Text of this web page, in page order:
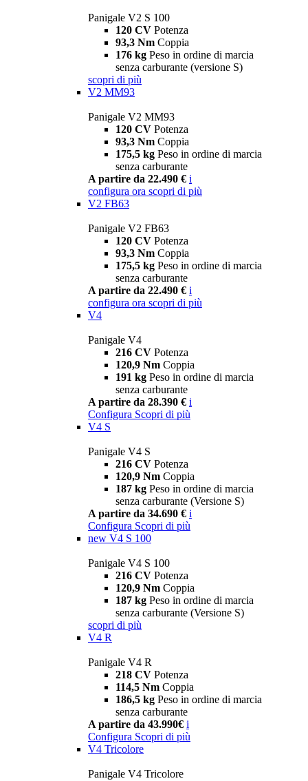
Panigale V2 S 100
120 CV Potenza
93,3 Nm Coppia
176 kg Peso in ordine di marcia
senza carburante (versione S)
scopri di più
V2 MM93
Panigale V2 MM93
120 CV Potenza
93,3 Nm Coppia
175,5 kg Peso in ordine di marcia
senza carburante
A partire da 22.490 € i
configura ora scopri di più
V2 FB63
Panigale V2 FB63
120 CV Potenza
93,3 Nm Coppia
175,5 kg Peso in ordine di marcia
senza carburante
A partire da 22.490 € i
configura ora scopri di più
V4
Panigale V4
216 CV Potenza
120,9 Nm Coppia
191 kg Peso in ordine di marcia
senza carburante
A partire da 28.390 € i
Configura Scopri di più
V4 S
Panigale V4 S
216 CV Potenza
120,9 Nm Coppia
187 kg Peso in ordine di marcia
senza carburante (Versione S)
A partire da 34.690 € i
Configura Scopri di più
new V4 S 100
Panigale V4 S 100
216 CV Potenza
120,9 Nm Coppia
187 kg Peso in ordine di marcia
senza carburante (Versione S)
scopri di più
V4 R
Panigale V4 R
218 CV Potenza
114,5 Nm Coppia
186,5 kg Peso in ordine di marcia
senza carburante
A partire da 43.990€ i
Configura Scopri di più
V4 Tricolore
Panigale V4 Tricolore